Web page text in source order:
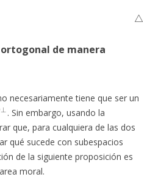
△
de manera
necesariamente tiene que ser un
. Sin embargo, usando la
que, para cualquiera de las dos
qué sucede con subespacios
de la siguiente proposición es
moral.